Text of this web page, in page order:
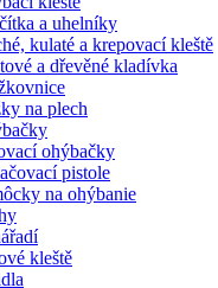
a uhelníky
kulaté a krepovací kleště
a dřevěné kladívka
na plech
ohýbačky
pistole
na ohýbanie
kleště